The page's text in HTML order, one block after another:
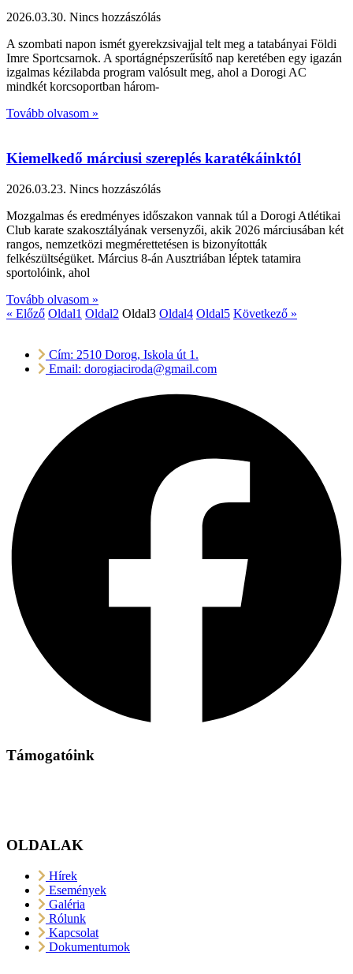
2026.03.30. Nincs hozzászólás
A szombati napon ismét gyerekzsivajjal telt meg a tatabányai Földi
Imre Sportcsarnok. A sportágnépszerűsítő nap keretében egy igazán
izgalmas kézilabda program valósult meg, ahol a Dorogi AC
mindkét korcsoportban három-
Tovább olvasom »
Kiemelkedő márciusi szereplés karatékáinktól
2026.03.23. Nincs hozzászólás
Mozgalmas és eredményes időszakon vannak túl a Dorogi Atlétikai
Club karate szakosztályának versenyzői, akik 2026 márciusában két
rangos, nemzetközi megmérettetésen is bizonyították
felkészültségüket. Március 8-án Ausztriában léptek tatamira
sportolóink, ahol
Tovább olvasom »
« Előző Oldal1 Oldal2 Oldal3 Oldal4 Oldal5 Következő »
Cím: 2510 Dorog, Iskola út 1.
Email: dorogiaciroda@gmail.com
Támogatóink
OLDALAK
Hírek
Események
Galéria
Rólunk
Kapcsolat
Dokumentumok